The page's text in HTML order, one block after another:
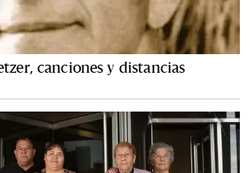
canciones y distancias